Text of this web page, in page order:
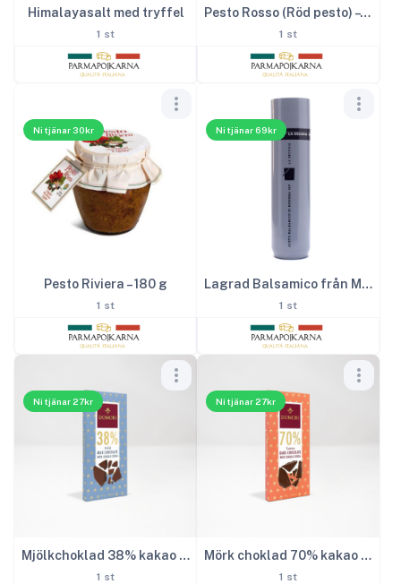
Himalayasalt med tryffel
1 st
Pesto Rosso (Röd pesto) – 180 g
1 st
Ni tjänar 30kr
Pesto Riviera – 180 g
1 st
Ni tjänar 69kr
Lagrad Balsamico från Modena IGP
1 st
Ni tjänar 27kr
Mjölkchoklad 38% kakao 75g
1 st
Ni tjänar 27kr
Mörk choklad 70% kakao 75g
1 st